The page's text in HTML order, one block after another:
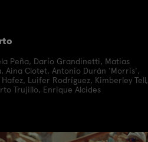
Peña, Darío Grandinetti, Matias
, Aina Clotet, Antonio Durán 'Morris',
, Luifer Rodríguez, Kimberley Tell,
Trujillo, Enrique Alcides